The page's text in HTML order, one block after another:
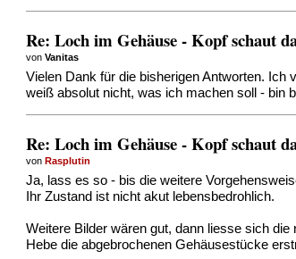
Re: Loch im Gehäuse - Kopf schaut
vonVanitas
Vielen Dank für die bisherigen Antworten.
weiß absolut nicht, was ich machen soll - bin
Re: Loch im Gehäuse - Kopf schaut
von Rasplutin
Ja, lass es so - bis die weitere
Ihr Zustand ist nicht akut lebensbedrohlich.
Weitere Bilder wären gut, dann liesse sich
Hebe die abgebrochenen Gehäusestücke